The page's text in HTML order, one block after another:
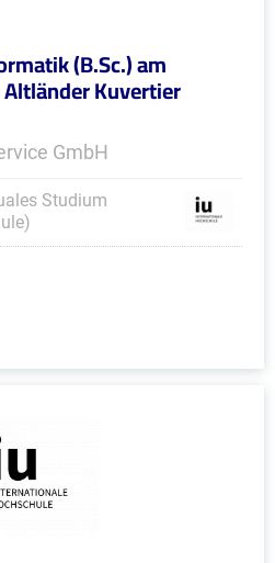
(B.Sc.) am
Kuvertier
GmbH
Studium